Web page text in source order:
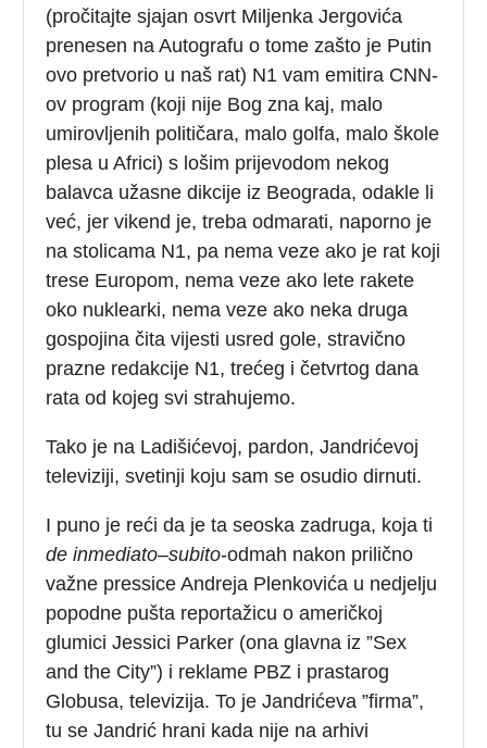
(pročitajte sjajan osvrt Miljenka Jergovića
prenesen na Autografu o tome zašto je Putin
ovo pretvorio u naš rat) N1 vam emitira CNN-
ov program (koji nije Bog zna kaj, malo
umirovljenih političara, malo golfa, malo škole
plesa u Africi) s lošim prijevodom nekog
balavca užasne dikcije iz Beograda, odakle li
već, jer vikend je, treba odmarati, naporno je
na stolicama N1, pa nema veze ako je rat koji
trese Europom, nema veze ako lete rakete
oko nuklearki, nema veze ako neka druga
gospojina čita vijesti usred gole, stravično
prazne redakcije N1, trećeg i četvrtog dana
rata od kojeg svi strahujemo.
Tako je na Ladišićevoj, pardon, Jandrićevoj
televiziji, svetinji koju sam se osudio dirnuti.
I puno je reći da je ta seoska zadruga, koja ti
de inmediato–subito-odmah nakon prilično
važne pressice Andreja Plenkovića u nedjelju
popodne pušta reportažicu o američkoj
glumici Jessici Parker (ona glavna iz ”Sex
and the City”) i reklame PBZ i prastarog
Globusa, televizija. To je Jandrićeva ”firma”,
tu se Jandrić hrani kada nije na arhivi